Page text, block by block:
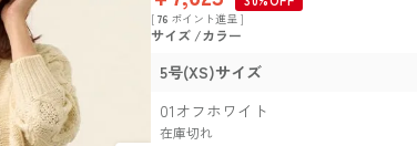
[ 76 ポイント進呈 ]
サイズ カラー
5号(XS)サイズ
01オフホワイト
在庫切れ